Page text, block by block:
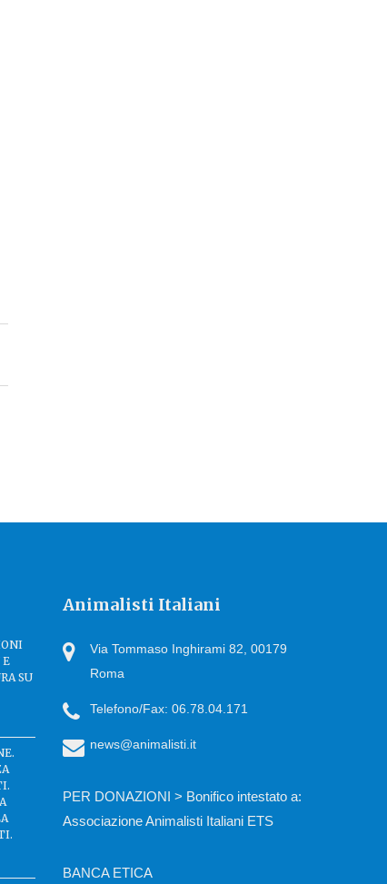
E
SU
Animalisti Italiani
Via Tommaso Inghirami 82, 00179
Roma
Telefono/Fax: 06.78.04.171
news@animalisti.it
PER DONAZIONI > Bonifico intestato a:
Associazione Animalisti Italiani ETS
BANCA ETICA